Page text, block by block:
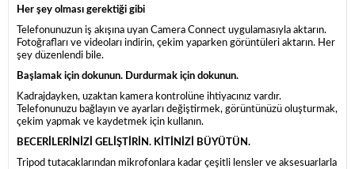
Her şey olması gerektiği gibi
Telefonunuzun iş akışına uyan Camera Connect uygulamasıyla aktarın.
Fotoğrafları ve videoları indirin, çekim yaparken görüntüleri aktarın. Her
şey düzenlendi bile.
Başlamak için dokunun. Durdurmak için dokunun.
Kadrajdayken, uzaktan kamera kontrolüne ihtiyacınız vardır.
Telefonunuzu bağlayın ve ayarları değiştirmek, görüntünüzü oluşturmak,
çekim yapmak ve kaydetmek için kullanın.
BECERİLERİNİZİ GELİŞTİRİN. KİTİNİZİ BÜYÜTÜN.
Tripod tutacaklarından mikrofonlara kadar çeşitli lensler ve aksesuarlarla